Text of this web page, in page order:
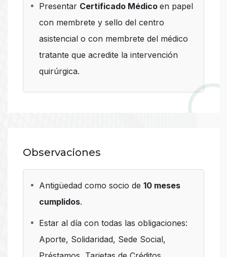
Presentar Certificado Médico en papel
con membrete y sello del centro
asistencial o con membrete del médico
tratante que acredite la intervención
quirúrgica.
Observaciones
Antigüedad como socio de 10 meses
cumplidos.
Estar al día con todas las obligaciones:
Aporte, Solidaridad, Sede Social,